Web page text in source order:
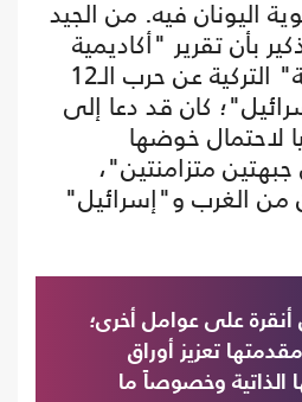
اليونان فيه. من الجيد
بأن تقرير "أكاديمية
الاستخبارات الوطنية" التركية عن حرب الـ12
كان قد دعا إلى
لاحتمال خوضها
متزامنتين"،
من الغرب و"إسرائيل"
أنقرة على عوامل أخرى؛
تعزيز أوراق
الذاتية وخصوصاً ما